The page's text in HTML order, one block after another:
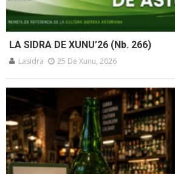
LA SIDRA DE XUNU’26 (Nb. 266)
Lasidra 25 De Xunu, 2026